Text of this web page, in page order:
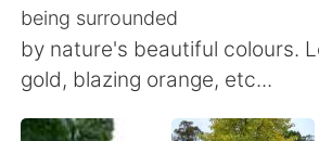
ไทย
English 简体中文
being surrounded
by nature's beautiful colours.
gold, blazing orange, etc...